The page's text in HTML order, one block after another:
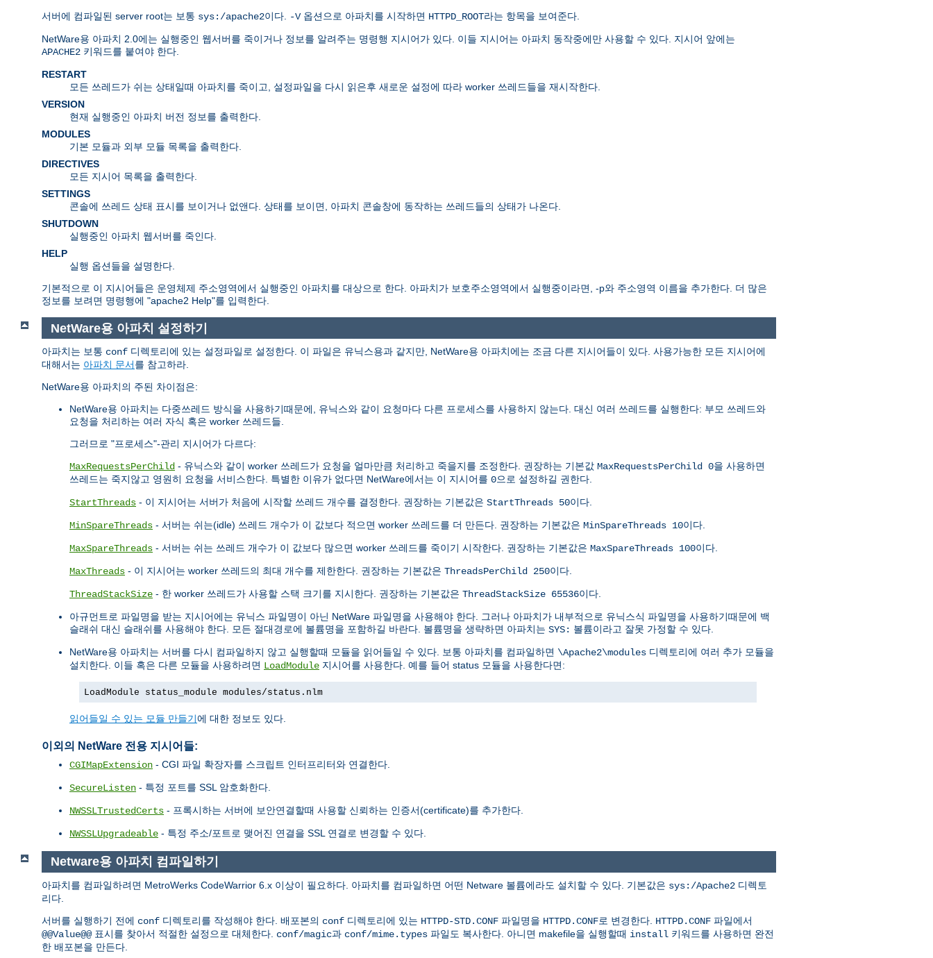
서버에 컴파일된 server root는 보통 sys:/apache2이다. -V옵션으로 아파치를 시작하면 HTTPD_ROOT라는 항목을 보여준다.
NetWare용 아파치 2.0에는 실행중인 웹서버를 죽이거나 정보를 알려주는 명령행 지시어가 있다. 이들 지시어는 아파치 동작중에만 사용할 수 있다. 지시어 앞에는
APACHE2 키워드를 붙여야 한다.
RESTART
모든 쓰레드가 쉬는 상태일때 아파치를 죽이고, 설정파일을 다시 읽은후 새로운 설정에 따라 worker 쓰레드들을 재시작한다.
VERSION
현재 실행중인 아파치 버전 정보를 출력한다.
MODULES
기본 모듈과 외부 모듈 목록을 출력한다.
DIRECTIVES
모든 지시어 목록을 출력한다.
SETTINGS
콘솔에 쓰레드 상태 표시를 보이거나 없앤다. 상태를 보이면, 아파치 콘솔창에 동작하는 쓰레드들의 상태가 나온다.
SHUTDOWN
실행중인 아파치 웹서버를 죽인다.
HELP
실행 옵션들을 설명한다.
기본적으로 이 지시어들은 운영체제 주소영역에서 실행중인 아파치를 대상으로 한다. 아파치가 보호주소영역에서 실행중이라면, -p와 주소영역 이름을 추가한다. 더 많은
정보를 보려면 명령행에 "apache2 Help"를 입력한다.
NetWare용 아파치 설정하기
아파치는 보통 conf 디렉토리에 있는 설정파일로 설정한다. 이 파일은 유닉스용과 같지만, NetWare용 아파치에는 조금 다른 지시어들이 있다. 사용가능한 모든 지시어에
대해서는 아파치 문서를 참고하라.
NetWare용 아파치의 주된 차이점은:
NetWare용 아파치는 다중쓰레드 방식을 사용하기때문에, 유닉스와 같이 요청마다 다른 프로세스를 사용하지 않는다. 대신 여러 쓰레드를 실행한다: 부모 쓰레드와
요청을 처리하는 여러 자식 혹은 worker 쓰레드들.
그러므로 "프로세스"-관리 지시어가 다르다:
MaxRequestsPerChild - 유닉스와 같이 worker 쓰레드가 요청을 얼마만큼 처리하고 죽을지를 조정한다. 권장하는 기본값 MaxRequestsPerChild 0을 사용하면
쓰레드는 죽지않고 영원히 요청을 서비스한다. 특별한 이유가 없다면 NetWare에서는 이 지시어를 0으로 설정하길 권한다.
StartThreads - 이 지시어는 서버가 처음에 시작할 쓰레드 개수를 결정한다. 권장하는 기본값은 StartThreads 50이다.
MinSpareThreads - 서버는 쉬는(idle) 쓰레드 개수가 이 값보다 적으면 worker 쓰레드를 더 만든다. 권장하는 기본값은 MinSpareThreads 10이다.
MaxSpareThreads - 서버는 쉬는 쓰레드 개수가 이 값보다 많으면 worker 쓰레드를 죽이기 시작한다. 권장하는 기본값은 MaxSpareThreads 100이다.
MaxThreads - 이 지시어는 worker 쓰레드의 최대 개수를 제한한다. 권장하는 기본값은 ThreadsPerChild 250이다.
ThreadStackSize - 한 worker 쓰레드가 사용할 스택 크기를 지시한다. 권장하는 기본값은 ThreadStackSize 65536이다.
아규먼트로 파일명을 받는 지시어에는 유닉스 파일명이 아닌 NetWare 파일명을 사용해야 한다. 그러나 아파치가 내부적으로 유닉스식 파일명을 사용하기때문에 백
슬래쉬 대신 슬래쉬를 사용해야 한다. 모든 절대경로에 볼륨명을 포함하길 바란다. 볼륨명을 생략하면 아파치는 SYS: 볼륨이라고 잘못 가정할 수 있다.
NetWare용 아파치는 서버를 다시 컴파일하지 않고 실행할때 모듈을 읽어들일 수 있다. 보통 아파치를 컴파일하면 \Apache2\modules 디렉토리에 여러 추가 모듈을
설치한다. 이들 혹은 다른 모듈을 사용하려면 LoadModule 지시어를 사용한다. 예를 들어 status 모듈을 사용한다면:
LoadModule status_module modules/status.nlm
읽어들일 수 있는 모듈 만들기에 대한 정보도 있다.
이외의 NetWare 전용 지시어들:
CGIMapExtension - CGI 파일 확장자를 스크립트 인터프리터와 연결한다.
SecureListen - 특정 포트를 SSL 암호화한다.
NWSSLTrustedCerts - 프록시하는 서버에 보안연결할때 사용할 신뢰하는 인증서(certificate)를 추가한다.
NWSSLUpgradeable - 특정 주소/포트로 맺어진 연결을 SSL 연결로 변경할 수 있다.
Netware용 아파치 컴파일하기
아파치를 컴파일하려면 MetroWerks CodeWarrior 6.x 이상이 필요하다. 아파치를 컴파일하면 어떤 Netware 볼륨에라도 설치할 수 있다. 기본값은 sys:/Apache2 디렉토
리다.
서버를 실행하기 전에 conf 디렉토리를 작성해야 한다. 배포본의 conf 디렉토리에 있는 HTTPD-STD.CONF 파일명을 HTTPD.CONF로 변경한다. HTTPD.CONF 파일에서
@@Value@@표시를 찾아서 적절한 설정으로 대체한다. conf/magic과 conf/mime.types 파일도 복사한다. 아니면 makefile을 실행할때 install 키워드를 사용하면 완전
한 배포본을 만든다.